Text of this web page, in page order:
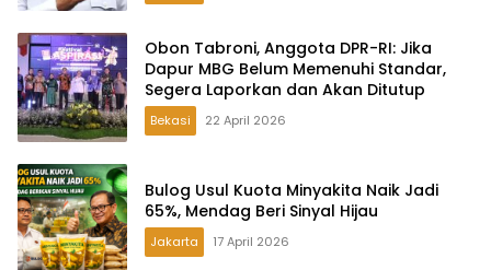
Obon Tabroni, Anggota DPR-RI: Jika
Dapur MBG Belum Memenuhi Standar,
Segera Laporkan dan Akan Ditutup
Bekasi 22 April 2026
Bulog Usul Kuota Minyakita Naik Jadi
65%, Mendag Beri Sinyal Hijau
Jakarta 17 April 2026